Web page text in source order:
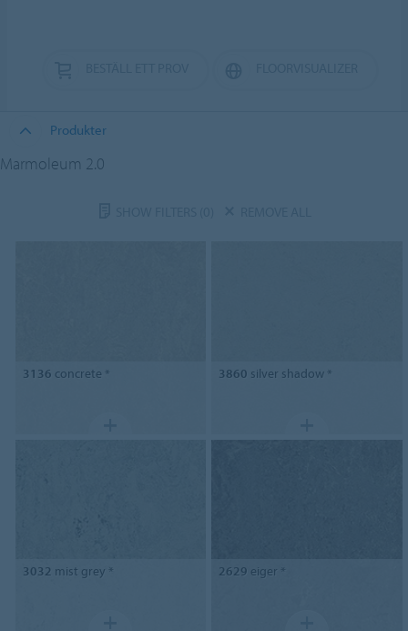
Produkter
Marmoleum 2.0
3136 concrete * 3860 silver shadow *
3032 mist grey * 2629 eiger *